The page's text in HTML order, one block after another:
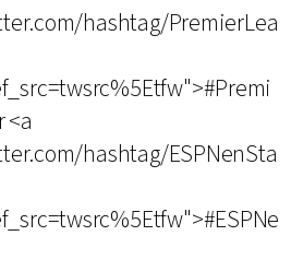
hashtag/PremierLea
<a
hashtag/ESPNenSta